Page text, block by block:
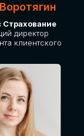
Страхование
директор
клиентского